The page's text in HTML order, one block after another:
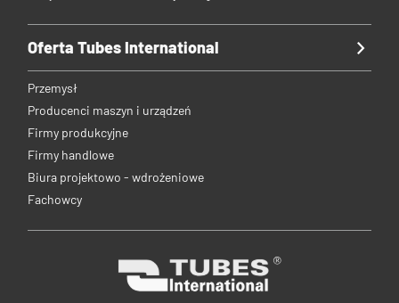
Oferta Tubes International
Przemysł
Producenci maszyn i urządzeń
Firmy produkcyjne
Firmy handlowe
Biura projektowo - wdrożeniowe
Fachowcy